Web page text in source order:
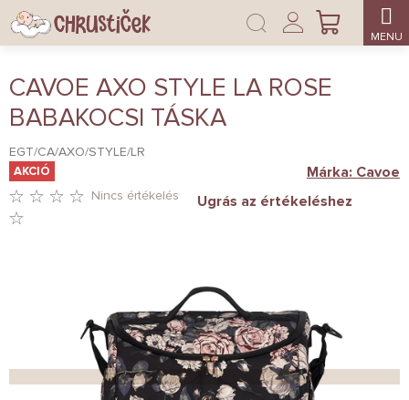
Ugrás
fő
KOSÁR
Bejelentkezés
CAVOE AXO STYLE LA ROSE
BABAKOCSI TÁSKA
EGT/CA/AXO/STYLE/LR
AKCIÓ
CSILLAG.
Nincs értékelés Ugrás az értékeléshez
Márka: Cavoe